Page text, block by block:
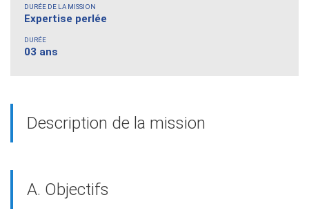
DURÉE DE LA MISSION
Expertise perlée
DURÉE
03 ans
Description de la mission
A. Objectifs